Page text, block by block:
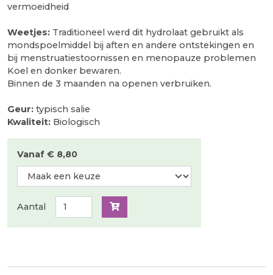
vermoeidheid
Weetjes: Traditioneel werd dit hydrolaat gebruikt als
mondspoelmiddel bij aften en andere ontstekingen en
bij menstruatiestoornissen en menopauze problemen
Koel en donker bewaren.
Binnen de 3 maanden na openen verbruiken.
Geur: typisch salie
Kwaliteit: Biologisch
Vanaf € 8,80
Aantal